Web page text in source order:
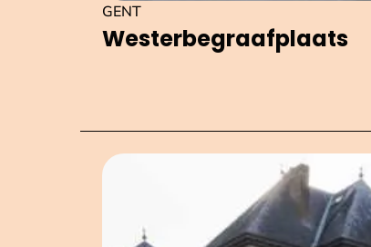
Wes­ter­be­graaf­plaats
GENT